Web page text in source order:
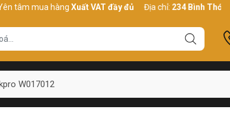
mua hàngXuất VAT đầy đủ Địa chỉ: 234 Bình Thới, P10,
W017012